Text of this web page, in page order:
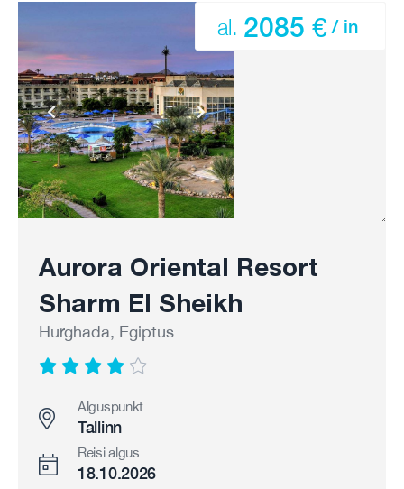
Aurora Oriental Resort
Sharm El Sheikh
Hurghada, Egiptus
al. 2085 € / in
Alguspunkt
Tallinn
Reisi algus
18.10.2026